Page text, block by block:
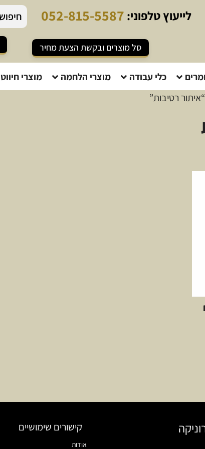
לייעוץטלפוני: 2-815-5587
סל מוצרים ובקשת הצעת מחיר
כלי עבודה מוצרי הלחמה מוצרי חיווט
רטיבות”
קישורים שימושיים
אודות